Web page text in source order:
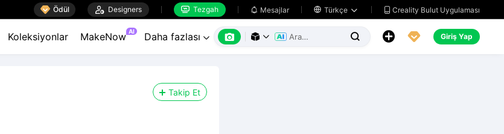
 Ödül  Designers  Tezgah  Mesajlar  Türkçe   Creality Bulut Uygulaması
Koleksiyonlar MakeNow AI Daha fazlası        Giriş Yap
Takip Et